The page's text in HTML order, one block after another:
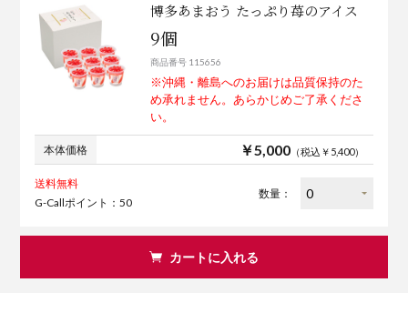
博多あまおう たっぷり苺のアイス
9個
商品番号 115656
※沖縄・離島へのお届けは品質保持のた
め承れません。あらかじめご了承くださ
い。
本体価格 ￥5,000（税込￥5,400）
送料無料
G-Callポイント：50
数量：
カートに入れる